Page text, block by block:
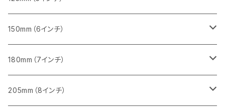
セグメント（特殊凸凹加工チップ）
セグメントタイプ
一般道路カッター用
355ｍｍ（14インチ）
一般道路カッター用
405mm（16インチ）
一般道路カッター用
455ｍｍ（18インチ）
みかげ石（御影石）切断用
コンクリート切断用
ブロック切断用
タイル切断用
みかげ石（御影石）切断用
コンクリート切断用
150mm（6インチ）
みかげ石（御影石）切断用
コンクリート切断用
180mm（7インチ）
みかげ石（御影石）切断用
205mm（8インチ）